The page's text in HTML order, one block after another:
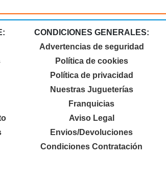
CONDICIONES GENERALES:
Advertencias de seguridad
Política de cookies
Política de privacidad
Nuestras Jugueterías
Franquicias
Aviso Legal
Envios/Devoluciones
Condiciones Contratación